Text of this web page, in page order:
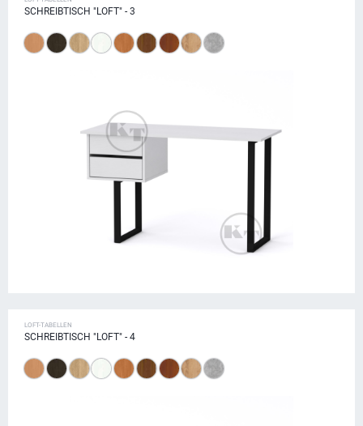
SCHREIBTISCH "LOFT" - 3
LOFT-TABELLEN
SCHREIBTISCH "LOFT" - 4